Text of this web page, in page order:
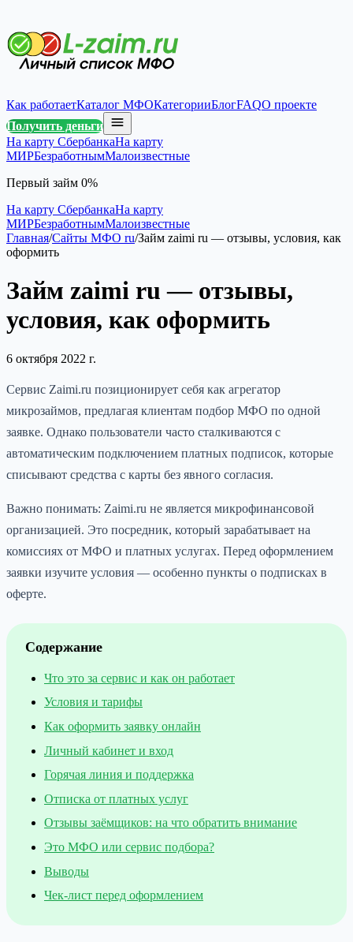
Как работаетКаталог МФОКатегорииБлогFAQО проекте
Получить деньги
На карту СбербанкаНа карту
МИРБезработнымМалоизвестные
Первый займ 0%
На карту СбербанкаНа карту
МИРБезработнымМалоизвестные
Главная/Сайты МФО ru/Займ zaimi ru — отзывы, условия, как
оформить
Займ zaimi ru — отзывы,
условия, как оформить
6 октября 2022 г.
Сервис Zaimi.ru позиционирует себя как агрегатор
микрозаймов, предлагая клиентам подбор МФО по одной
заявке. Однако пользователи часто сталкиваются с
автоматическим подключением платных подписок, которые
списывают средства с карты без явного согласия.
Важно понимать: Zaimi.ru не является микрофинансовой
организацией. Это посредник, который зарабатывает на
комиссиях от МФО и платных услугах. Перед оформлением
заявки изучите условия — особенно пункты о подписках в
оферте.
Содержание
Что это за сервис и как он работает
Условия и тарифы
Как оформить заявку онлайн
Личный кабинет и вход
Горячая линия и поддержка
Отписка от платных услуг
Отзывы заёмщиков: на что обратить внимание
Это МФО или сервис подбора?
Выводы
Чек-лист перед оформлением